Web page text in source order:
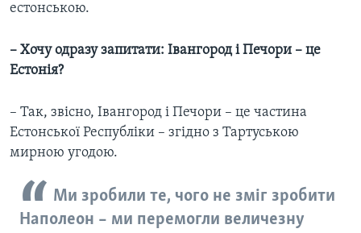
естонською.
– Хочу одразу запитати: Івангород і Печори – це
Естонія?
– Так, звісно, Івангород і Печори – це частина
Естонської Республіки – згідно з Тартуською
мирною угодою.
Ми зробили те, чого не зміг зробити
Наполеон – ми перемогли величезну